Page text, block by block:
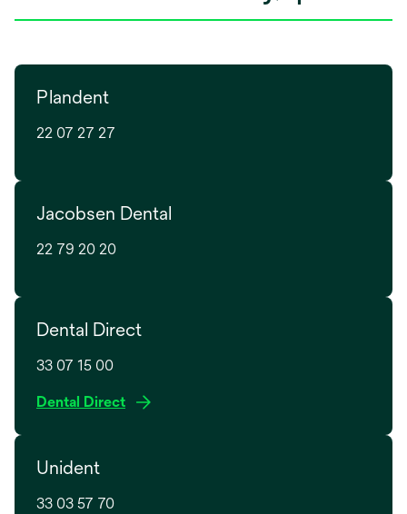
Plandent
22 07 27 27
Jacobsen Dental
22 79 20 20
Dental Direct
33 07 15 00
Dental Directo
Unident
33 03 57 70